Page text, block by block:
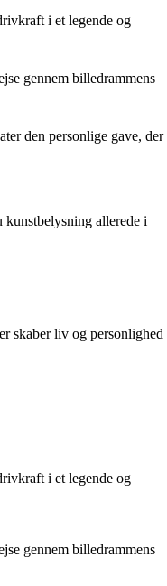
i et legende og
gennem billedrammens
den personlige gave, der
kunstbelysning allerede i
skaber liv og personlighed
i et legende og
gennem billedrammens